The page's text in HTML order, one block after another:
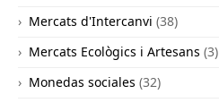
Mercats d'Intercanvi (38)
Mercats Ecològics i Artesans (3)
Monedas sociales (32)